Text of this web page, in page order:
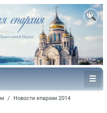
/ Новости епархии 2014